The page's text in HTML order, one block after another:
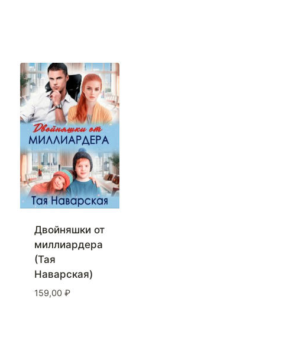
Двойняшки от
миллиардера
(Тая
Наварская)
159,00 ₽